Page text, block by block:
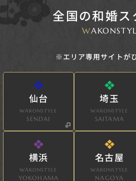
全国の和婚ス
WAKONSTYL
※エリア専用サイトが
仙台
WAKONSTYLE
SENDAI
埼玉
WAKONSTYLE
SAITAMA
横浜
WAKONSTYLE
YOKOHAMA
名古屋
WAKONSTYLE
NAGOYA